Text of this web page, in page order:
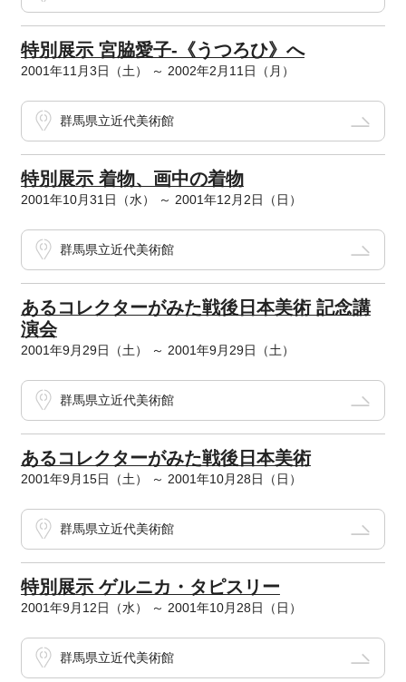
特別展示 宮脇愛子-《うつろひ》へ
2001年11月3日（土） ～ 2002年2月11日（月）
群馬県立近代美術館
特別展示 着物、画中の着物
2001年10月31日（水） ～ 2001年12月2日（日）
群馬県立近代美術館
あるコレクターがみた戦後日本美術 記念講
演会
2001年9月29日（土） ～ 2001年9月29日（土）
群馬県立近代美術館
あるコレクターがみた戦後日本美術
2001年9月15日（土） ～ 2001年10月28日（日）
群馬県立近代美術館
特別展示 ゲルニカ・タピスリー
2001年9月12日（水） ～ 2001年10月28日（日）
群馬県立近代美術館